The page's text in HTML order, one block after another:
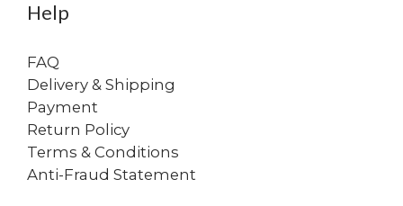
Help
FAQ
Delivery & Shipping
Payment
Return Policy
Terms & Conditions
Anti-Fraud Statement